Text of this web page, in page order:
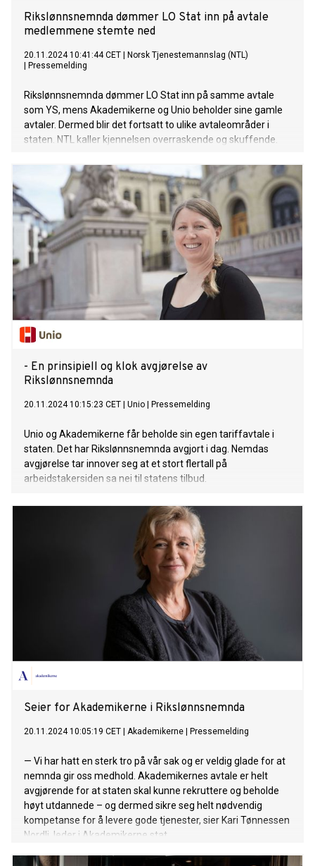
Rikslønnsnemnda dømmer LO Stat inn på avtale
medlemmene stemte ned
20.11.2024 10:41:44 CET
Norsk Tjenestemannslag (NTL)
Pressemelding
Rikslønnsnemnda dømmer LO Stat inn på samme avtale
som YS, mens Akademikerne og Unio beholder sine gamle
avtaler. Dermed blir det fortsatt to ulike avtaleområder i
staten. NTL kaller kjennelsen overraskende og skuffende.
- En prinsipiell og klok avgjørelse av
Rikslønnsnemnda
20.11.2024 10:15:23 CET Unio Pressemelding
Unio og Akademikerne får beholde sin egen tariffavtale i
staten. Det har Rikslønnsnemnda avgjort i dag. Nemdas
avgjørelse tar innover seg at et stort flertall på
arbeidstakersiden sa nei til statens tilbud.
Seier for Akademikerne i Rikslønnsnemnda
20.11.2024 10:05:19 CET Akademikerne Pressemelding
— Vi har hatt en sterk tro på vår sak og er veldig glade for at
nemnda gir oss medhold. Akademikernes avtale er helt
avgjørende for at staten skal kunne rekruttere og beholde
høyt utdannede – og dermed sikre seg helt nødvendig
kompetanse for å levere gode tjenester, sier Kari Tønnessen
Nordli, leder i Akademikerne stat.